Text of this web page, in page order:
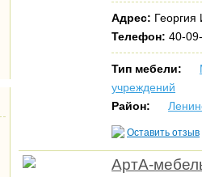
Адрес:
Телефон: 40-
Тип мебели:
учреждений
Район:
Оставить отзыв
АртА-